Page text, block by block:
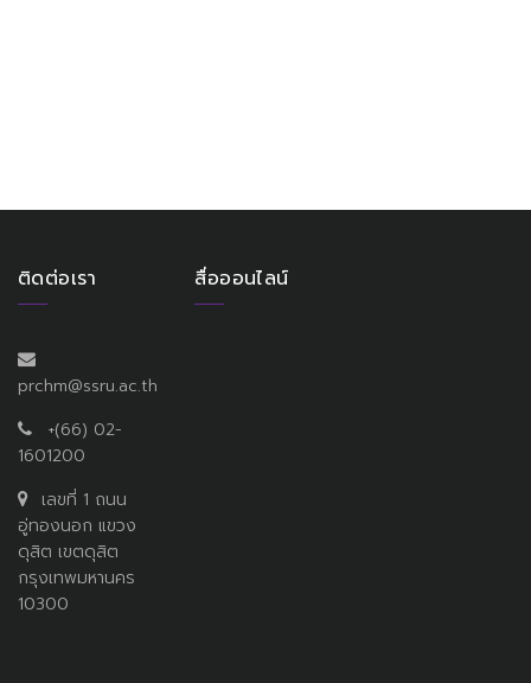
ติดต่อเรา
prchm@ssru.ac.th
+(66) 02-
1601200
เลขที่ 1 ถนน
อู่ทองนอก แขวง
ดุสิต เขตดุสิต
กรุงเทพมหานคร
10300
สื่อออนไลน์